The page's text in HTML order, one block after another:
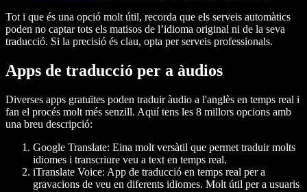
Tot i que és una opció molt útil, recorda que els serveis automàtics
poden no captar tots els matisos de l’idioma original ni de la seva
traducció. Si la precisió és clau, opta per serveis professionals.
Apps de traducció per a àudios
Diverses apps gratuïtes poden traduir àudio a l'anglès en temps real i
fan el procés molt més senzill. Aquí tens les 8 millors opcions amb
una breu descripció:
Google Translate: Eina molt versàtil que permet traduir molts
idiomes i transcriure veu a text en temps real.
iTranslate Voice: App de traducció en temps real per a
gravacions de veu en diferents idiomes. Molt útil per a usuaris